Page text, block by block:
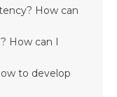
How can
How can I
to develop